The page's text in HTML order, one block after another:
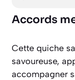
Accords
Cette quiche
savoureuse,
accompagner